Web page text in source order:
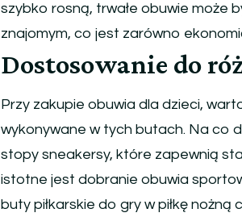
szybko rosną, trwałe obuwie może
znajomym, co jest zarówno
Dostosowanie do
Przy zakupie obuwia dla dzieci,
wykonywane w tych butach. Na co
stopy sneakersy, które zapewnią
istotne jest dobranie obuwia
buty piłkarskie do gry w piłkę